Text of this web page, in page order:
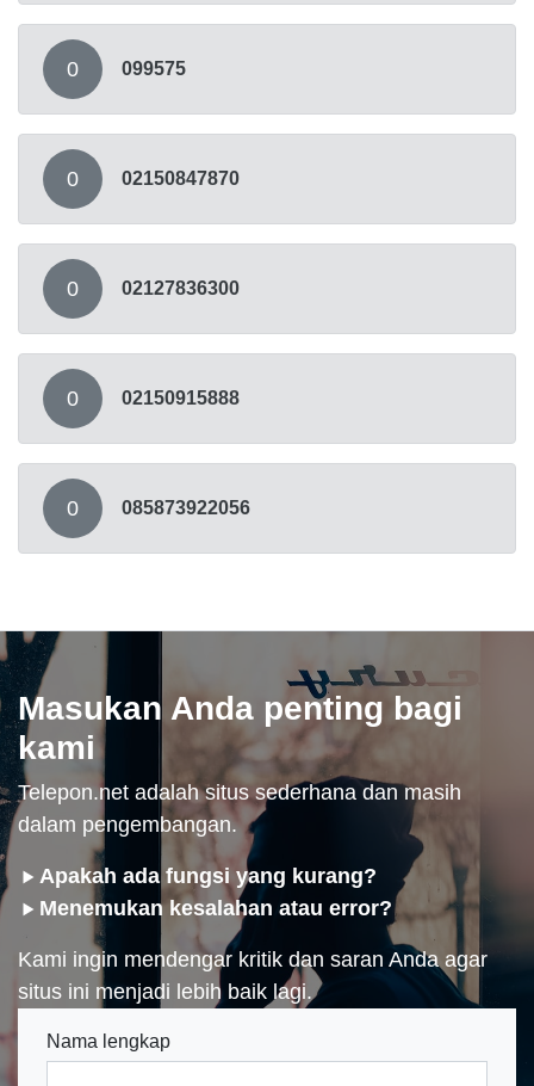
0 099575
0 02150847870
0 02127836300
0 02150915888
0 085873922056
Masukan Anda penting bagi
kami
Telepon.net adalah situs sederhana dan masih
dalam pengembangan.
Apakah ada fungsi yang kurang?
Menemukan kesalahan atau error?
Kami ingin mendengar kritik dan saran Anda agar
situs ini menjadi lebih baik lagi.
Nama lengkap